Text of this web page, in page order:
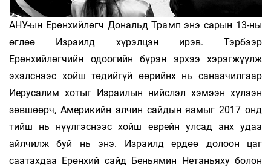
АНУ-ын Ерөнхийлөгч Дональд Трамп энэ сарын 13-ны
өглөө Израилд хүрэлцэн ирэв. Тэрбээр
Ерөнхийлөгчийн одоогийн бүрэн эрхээ хэрэгжүүлж
эхэлснээс хойш төдийгүй өөрийнх нь санаачилгаар
Иерусалим хотыг Израилын нийслэл хэмээн хүлээн
зөвшөөрч, Америкийн элчин сайдын яамыг 2017 онд
тийш нь нүүлгэснээс хойш еврейн улсад анх удаа
айлчилж буй нь энэ. Израилд ердөө долоон цаг
саатахдаа Ерөнхий сайд Беньямин Нетаньяху болон